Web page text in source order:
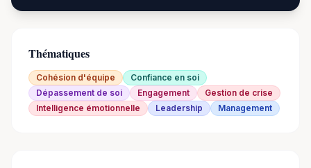
Thématiques
Cohésion d'équipe
Confiance en soi
Dépassement de soi
Engagement
Gestion de crise
Intelligence émotionnelle
Leadership Management